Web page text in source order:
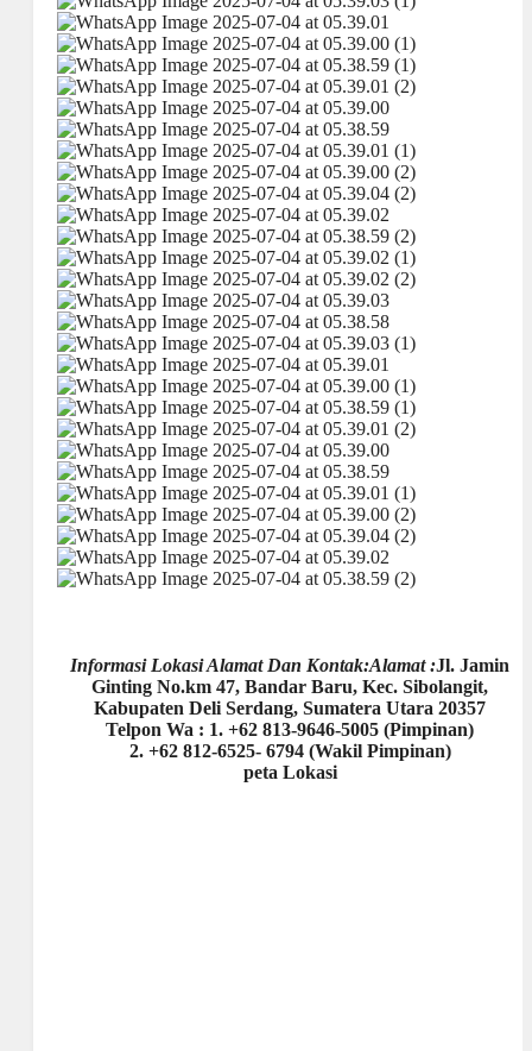
Informasi Lokasi Alamat Dan Kontak:Alamat :Jl. Jamin
Ginting No.km 47, Bandar Baru, Kec. Sibolangit,
Kabupaten Deli Serdang, Sumatera Utara 20357
Telpon Wa : 1. +62 813-9646-5005 (Pimpinan)
2. +62 812-6525- 6794 (Wakil Pimpinan)
peta Lokasi